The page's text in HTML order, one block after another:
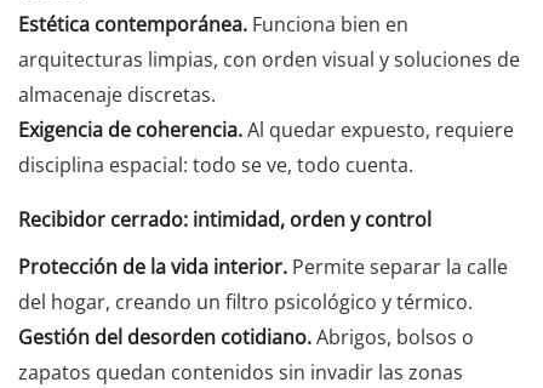
Estética contemporánea. Funciona bien en
arquitecturas limpias, con orden visual y soluciones de
almacenaje discretas.
Exigencia de coherencia.Al quedar expuesto, requiere
disciplina espacial: todo se ve, todo cuenta.
Recibidor cerrado: intimidad, orden y control
Protección de la vida interior. Permite separar la calle
del hogar, creando un filtro psicológico y térmico.
Gestión del desorden cotidiano.Abrigos, bolsos o
zapatos quedan contenidos sin invadir las zonas